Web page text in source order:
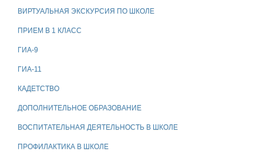
ВИРТУАЛЬНАЯ ЭКСКУРСИЯ ПО ШКОЛЕ
ПРИЕМ В 1 КЛАСС
ГИА-9
ГИА-11
КАДЕТСТВО
ДОПОЛНИТЕЛЬНОЕ ОБРАЗОВАНИЕ
ВОСПИТАТЕЛЬНАЯ ДЕЯТЕЛЬНОСТЬ В ШКОЛЕ
ПРОФИЛАКТИКА В ШКОЛЕ